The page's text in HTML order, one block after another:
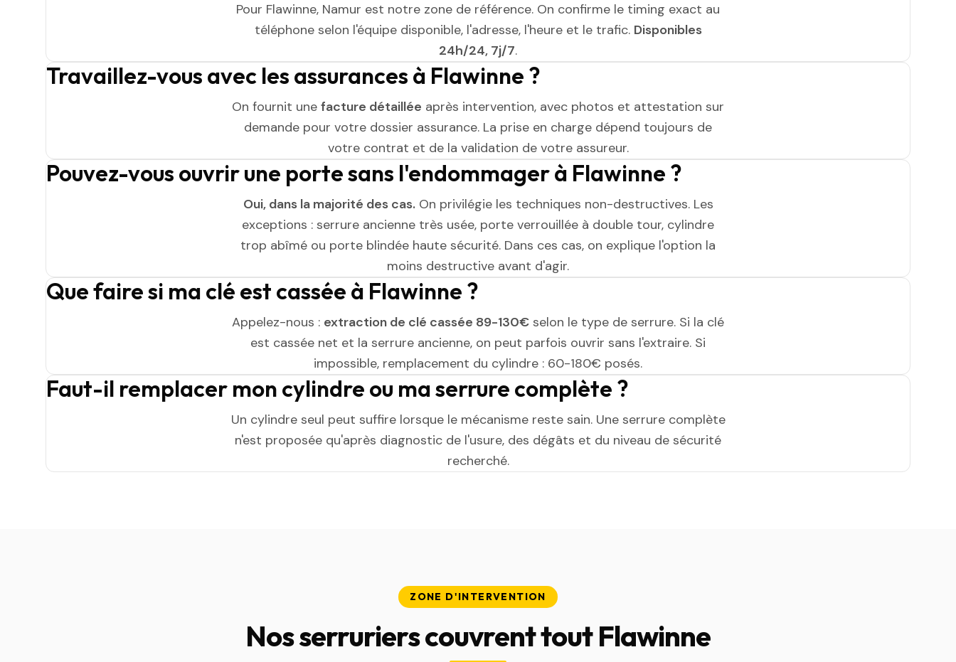
Pour Flawinne, Namur est notre zone de référence. On confirme le timing exact au
téléphone selon l'équipe disponible, l'adresse, l'heure et le trafic. Disponibles
24h/24, 7j/7.
Travaillez-vous avec les assurances à Flawinne ?
On fournit une facture détaillée après intervention, avec photos et attestation sur
demande pour votre dossier assurance. La prise en charge dépend toujours de
votre contrat et de la validation de votre assureur.
Pouvez-vous ouvrir une porte sans l'endommager à Flawinne ?
Oui, dans la majorité des cas.On privilégie les techniques non-destructives. Les
exceptions : serrure ancienne très usée, porte verrouillée à double tour, cylindre
trop abîmé ou porte blindée haute sécurité. Dans ces cas, on explique l'option la
moins destructive avant d'agir.
Que faire si ma clé est cassée à Flawinne ?
Appelez-nous : extraction de clé cassée 89-130€ selon le type de serrure. Si la clé
est cassée net et la serrure ancienne, on peut parfois ouvrir sans l'extraire. Si
impossible, remplacement du cylindre : 60-180€ posés.
Faut-il remplacer mon cylindre ou ma serrure complète ?
Un cylindre seul peut suffire lorsque le mécanisme reste sain. Une serrure complète
n'est proposée qu'après diagnostic de l'usure, des dégâts et du niveau de sécurité
recherché.
ZONE D'INTERVENTION
Nos serruriers couvrent tout Flawinne